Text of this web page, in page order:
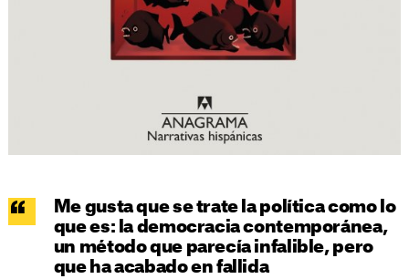
Me gusta que se trate la política como lo
que es: la democracia contemporánea,
un método que parecía infalible, pero
que ha acabado en fallida